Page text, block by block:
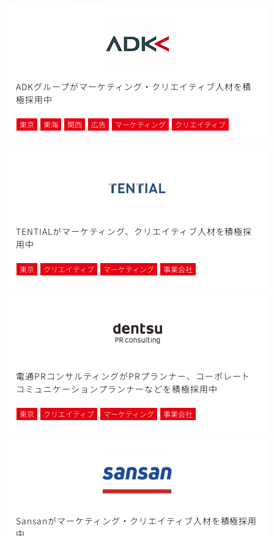
ADKグループがマーケティング・クリエイティブ人材を積
極採用中
東京 東海 関西 広告 マーケティング クリエイティブ
TENTIALがマーケティング、クリエイティブ人材を積極採
用中
東京 クリエイティブ マーケティング 事業会社
電通PRコンサルティングがPRプランナー、コーポレート
コミュニケーションプランナーなどを積極採用中
東京 クリエイティブ マーケティング 事業会社
Sansanがマーケティング・クリエイティブ人材を積極採用
中